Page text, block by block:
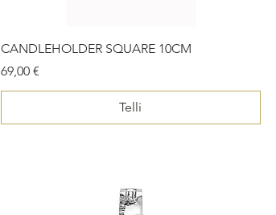
CANDLEHOLDER SQUARE 10CM
Price
69,00 €
Telli